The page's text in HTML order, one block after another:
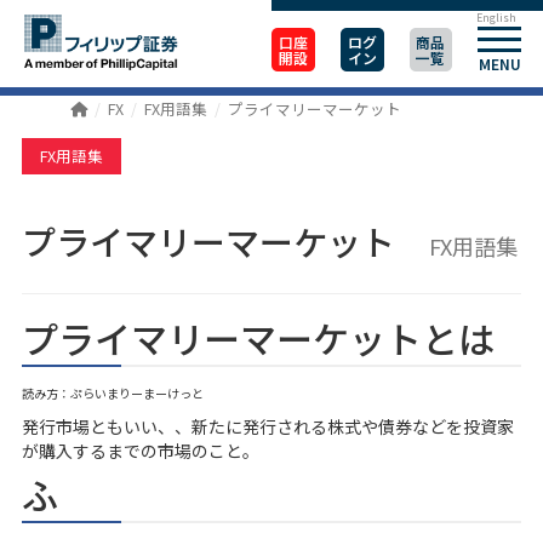
口座
開設
ログ
イン
商品
一覧 MENU
English
FX FX用語集 プライマリーマーケット
FX用語集
プライマリーマーケット FX用語集
プライマリーマーケットとは
読み方：ぷらいまりーまーけっと
発行市場ともいい、、新たに発行される株式や債券などを投資家
が購入するまでの市場のこと。
ふ